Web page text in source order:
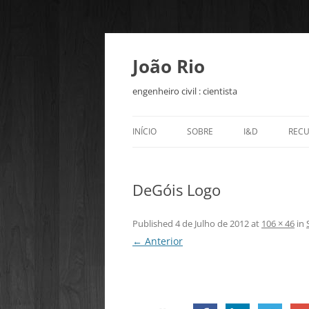
João Rio
engenheiro civil : cientista
INÍCIO SOBRE I&D
DeGóis Logo
Published 4 de Julho de 2012at 106 × 46 in
← Anterior